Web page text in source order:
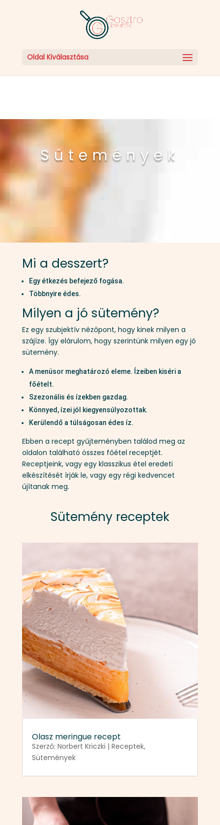
Oldal Kiválasztása
Sütemények
Mi a desszert?
Egy étkezés befejező fogása.
Többnyire édes.
Milyen a jó sütemény?
Ez egy szubjektív nézőpont, hogy kinek milyen a
szájíze. Így elárulom, hogy szerintünk milyen egy jó
sütemény.
A menüsor meghatározó eleme. Ízeiben kiséri a
főételt.
Szezonális és ízekben gazdag.
Könnyed, ízei jól kiegyensúlyozottak.
Kerülendő a túlságosan édes íz.
Ebben a recept gyűjteményben találod meg az
oldalon található összes főétel receptjét.
Receptjeink, vagy egy klasszikus étel eredeti
elkészítését írják le, vagy egy régi kedvencet
újítanak meg.
Sütemény receptek
Olasz meringue recept
Szerző: Norbert Kriczki | Receptek,
Sütemények